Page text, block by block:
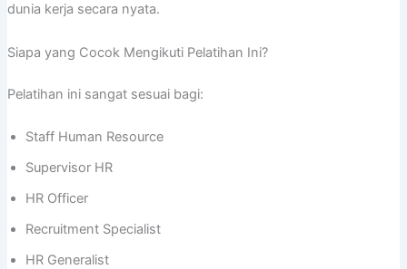
dunia kerja secara nyata.
Siapa yang Cocok Mengikuti Pelatihan Ini?
Pelatihan ini sangat sesuai bagi:
Staff Human Resource
Supervisor HR
HR Officer
Recruitment Specialist
HR Generalist